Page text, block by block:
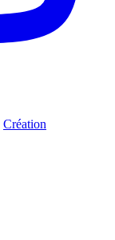
Création